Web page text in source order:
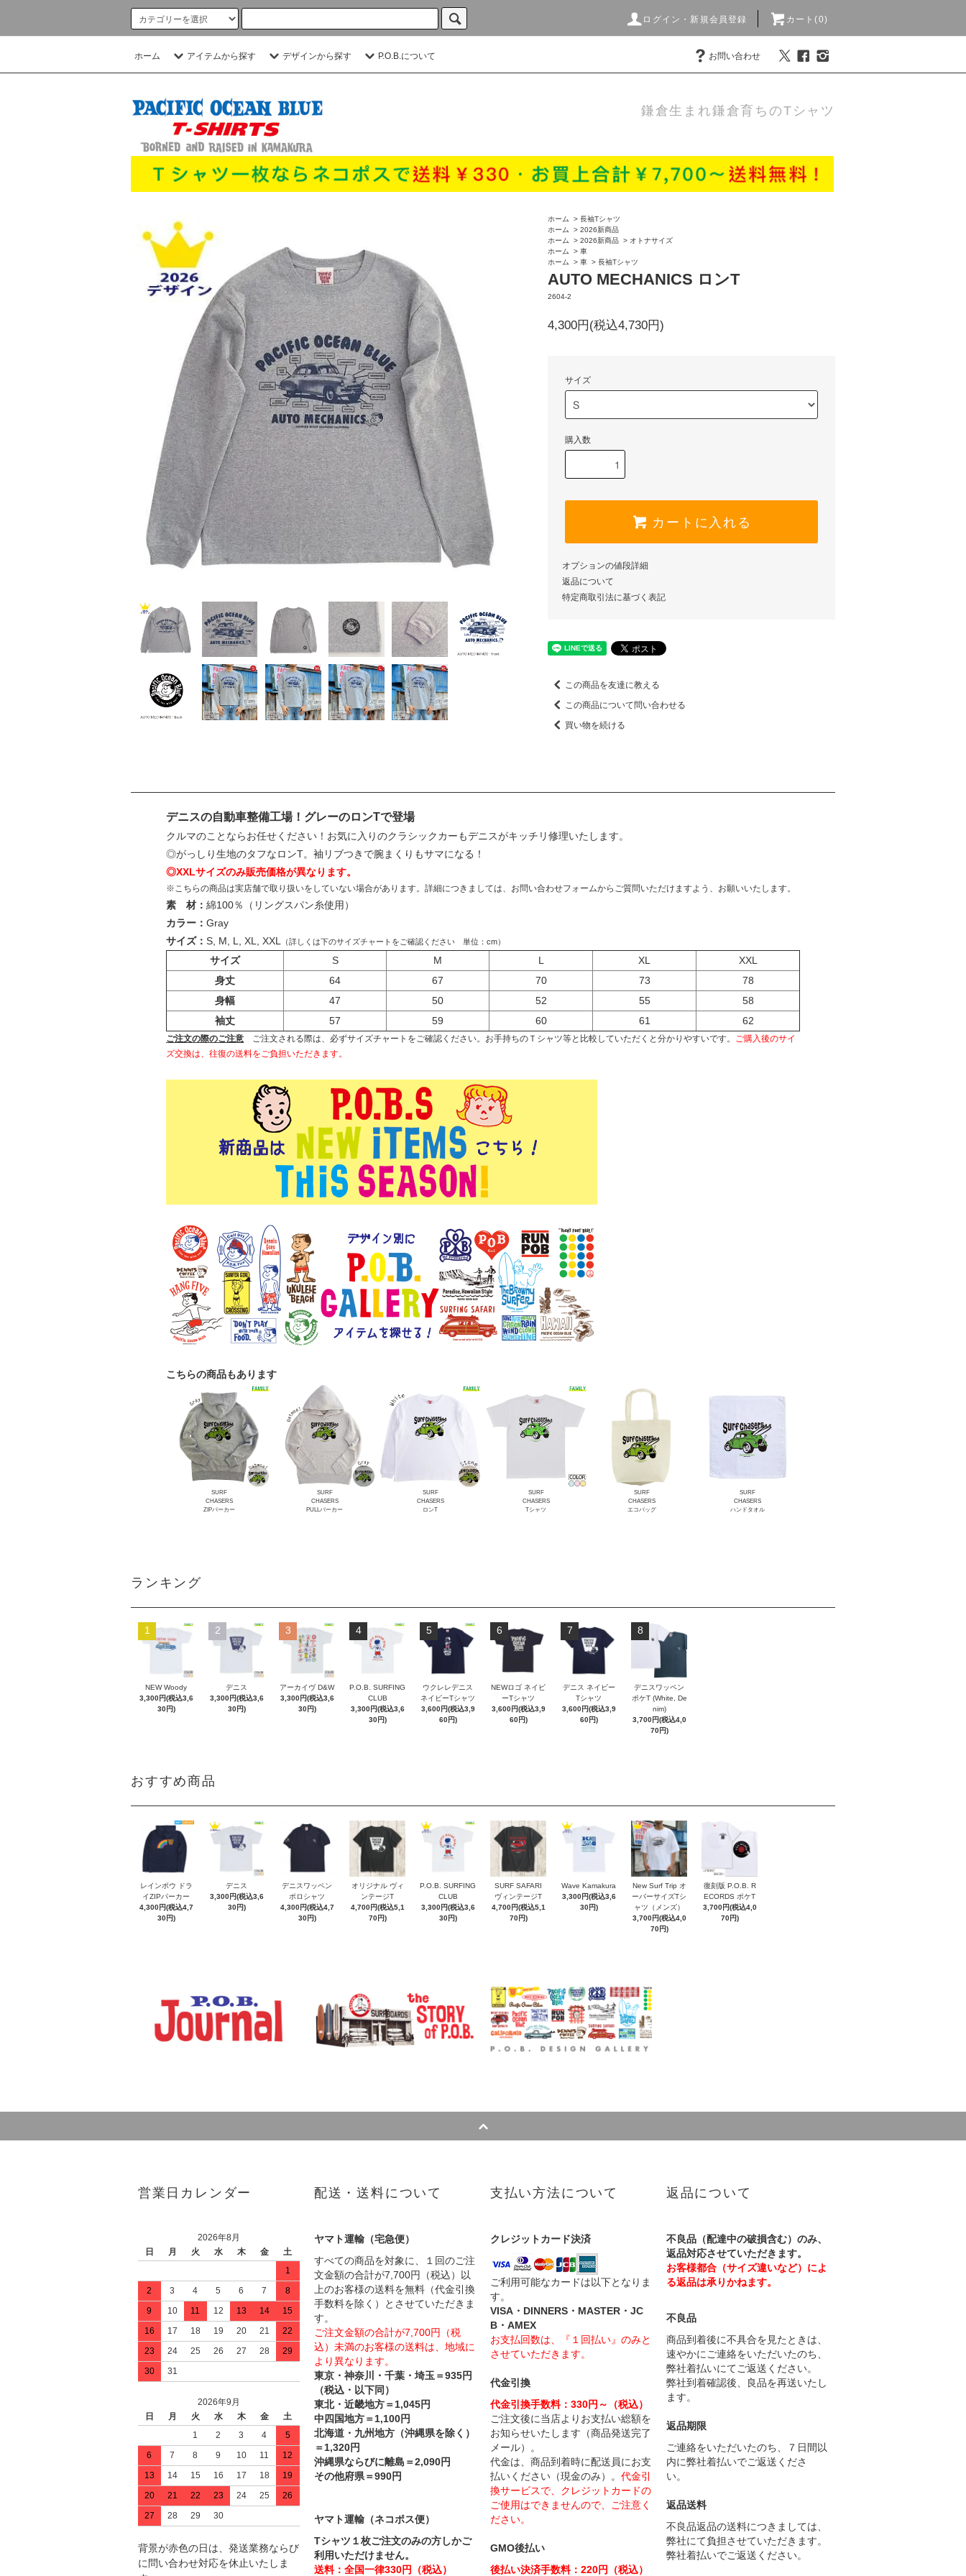
ログイン・新規会員登録 カート(0)
ホーム アイテムから探す デザインから探す P.O.B.について お問い合わせ
鎌倉生まれ鎌倉育ちのTシャツ
ホーム > 長袖Tシャツ
ホーム
> 2026新商品
ホーム
> 2026新商品 > オトナサイズ
ホーム
> 車
ホーム
> 車 > 長袖Tシャツ
AUTO MECHANICS ロンT
2604-2
4,300円(税込4,730円)
サイズ
購入数
カートに入れる
オプションの値段詳細
返品について
特定商取引法に基づく表記
この商品を友達に教える
この商品について問い合わせる
買い物を続ける
デニスの自動車整備工場！グレーのロンTで登場
クルマのことならお任せください！お気に入りのクラシックカーもデニスがキッチリ修理いたします。
◎がっしり生地のタフなロンT。袖リブつきで腕まくりもサマになる！
◎XXLサイズのみ販売価格が異なります。
※こちらの商品は実店舗で取り扱いをしていない場合があります。詳細につきましては、お問い合わせフォームからご質問いただけますよう、お願いいたします。
素 材： 綿100％（リングスパン糸使用）
カラー： Gray
サイズ： S, M, L, XL, XXL （詳しくは下のサイズチャートをご確認ください 単位：cm）
サイズ S M L XL
XXL
身丈
64 67 70 73
78
身幅
47 50 52 55
58
袖丈
57 59 60 61 62
ご注文の際のご注意 ご注文される際は、必ずサイズチャートをご確認ください。お手持ちのＴシャツ等と比較していただくと分かりやすいです。 ご購入後のサイ
ズ交換は、往復の送料をご負担いただきます。
こちらの商品もあります
SURF
CHASERS
ZIPパーカー
SURF
CHASERS
PULLパーカー
SURF
CHASERS
ロンT
SURF
CHASERS
Tシャツ
SURF
CHASERS
エコバッグ
SURF
CHASERS
ハンドタオル
ランキング
1
NEW Woody
3,300円(税込3,6
30円)
2
デニス
3,300円(税込3,6
30円)
3
アーカイヴ D&W
3,300円(税込3,6
30円)
4
P.O.B. SURFING
CLUB
3,300円(税込3,6
30円)
5
ウクレレデニス
ネイビーTシャツ
3,600円(税込3,9
60円)
6
NEWロゴ ネイビ
ーTシャツ
3,600円(税込3,9
60円)
7
デニス ネイビー
Tシャツ
3,600円(税込3,9
60円)
8
デニスワッペン
ポケT (White, De
nim)
3,700円(税込4,0
70円)
おすすめ商品
レインボウ ドラ
イZIPパーカー
4,300円(税込4,7
30円)
デニス
3,300円(税込3,6
30円)
デニスワッペン
ポロシャツ
4,300円(税込4,7
30円)
オリジナル ヴィ
ンテージT
4,700円(税込5,1
70円)
P.O.B. SURFING
CLUB
3,300円(税込3,6
30円)
SURF SAFARI
ヴィンテージT
4,700円(税込5,1
70円)
Wave Kamakura
3,300円(税込3,6
30円)
New Surf Trip オ
ーバーサイズTシ
ャツ（メンズ）
3,700円(税込4,0
70円)
復刻版 P.O.B. R
ECORDS ポケT
3,700円(税込4,0
70円)
営業日カレンダー
2026年8月
日
月 火 水 木 金
土
1
2
3 4 5 6 7
8
9
10 11 12 13 14
15
16
17 18 19 20 21
22
23
24 25 26 27 28
29
30
31
2026年9月
日
月 火 水 木 金
土
1
2 3 4
5
6
7 8 9 10 11
12
13
14 15 16 17 18
19
20
21 22 23 24 25
26
27
28 29 30
背景が赤色の日は、発送業務ならび
に問い合わせ対応を休止いたしま
配送・送料について
ヤマト運輸（宅急便）
すべての商品を対象に、１回のご注
文金額の合計が7,700円（税込）以
上のお客様の送料を無料（代金引換
手数料を除く）とさせていただきま
す。
ご注文金額の合計が7,700円（税
込）未満のお客様の送料は、地域に
より異なります。
東京・神奈川・千葉・埼玉＝935円
（税込・以下同）
東北・近畿地方＝1,045円
中四国地方＝1,100円
北海道・九州地方（沖縄県を除く）
＝1,320円
沖縄県ならびに離島＝2,090円
その他府県＝990円
ヤマト運輸（ネコポス便）
Tシャツ１枚ご注文のみの方しかご
利用いただけません。
送料：全国一律330円（税込）
支払い方法について
クレジットカード決済
ご利用可能なカードは以下となりま
す。
VISA・DINNERS・MASTER・JC
B・AMEX
お支払回数は、『１回払い』のみと
させていただきます。
代金引換
代金引換手数料：330円～（税込）
ご注文後に当店よりお支払い総額を
お知らせいたします（商品発送完了
メール）。
代金は、商品到着時に配送員にお支
払いください（現金のみ）。 代金引
換サービスで、クレジットカードの
ご使用はできませんので、ご注意く
ださい。
GMO後払い
後払い決済手数料：220円（税込）
返品について
不良品（配達中の破損含む）のみ、
返品対応させていただきます。
お客様都合（サイズ違いなど）によ
る返品は承りかねます。
不良品
商品到着後に不具合を見たときは、
速やかにご連絡をいただいたのち、
弊社着払いにてご返送ください。
弊社到着確認後、良品を再送いたし
ます。
返品期限
ご連絡をいただいたのち、７日間以
内に弊社着払いでご返送くださ
い。
返品送料
不良品返品の送料につきましては、
弊社にて負担させていただきます。
弊社着払いでご返送ください。